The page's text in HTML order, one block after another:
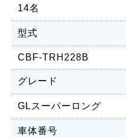
14名
型式
CBF-TRH228B
グレード
GLスーパーロング
車体番号